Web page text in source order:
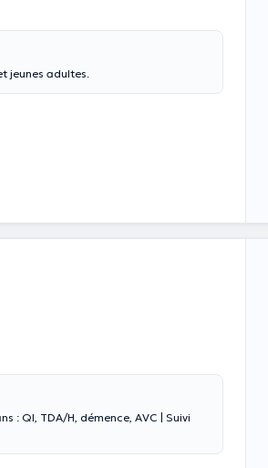
jeunes adultes.
: QI, TDA/H, démence, AVC | Suivi